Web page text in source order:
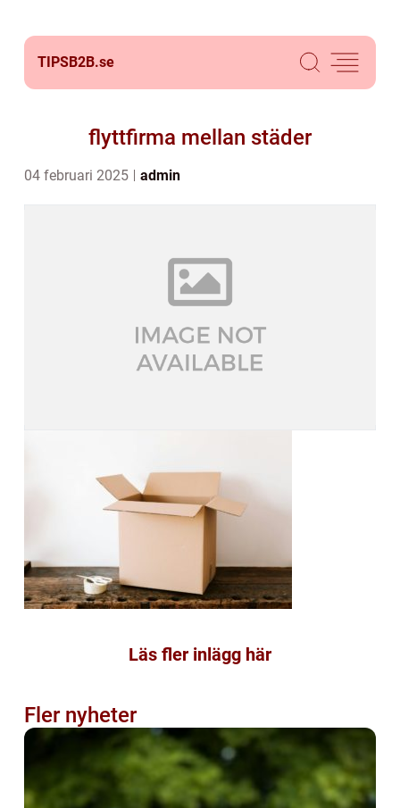
TIPSB2B.se
flyttfirma mellan städer
04 februari 2025 admin
Läs fler inlägg här
Fler nyheter